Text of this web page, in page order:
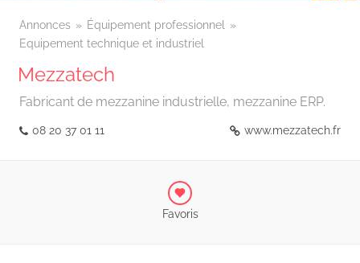
Annonces
Équipement professionnel
Equipement technique et industriel
Mezzatech
Fabricant de mezzanine industrielle, mezzanine ERP.
08 20 37 01 11 www.mezzatech.fr
Favoris